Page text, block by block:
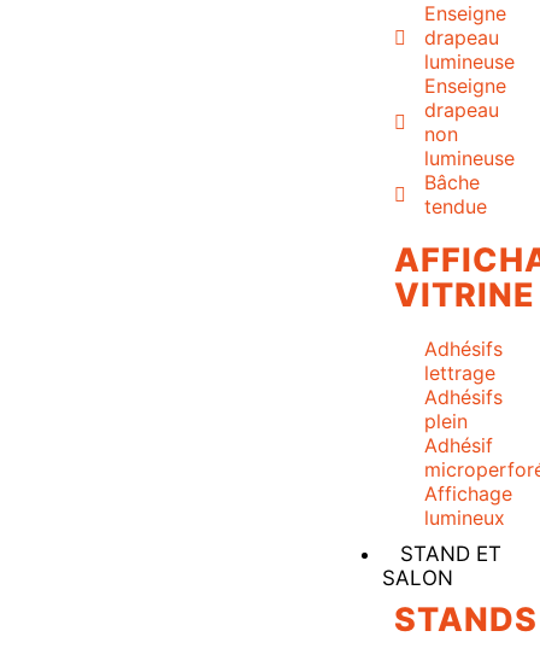
Enseigne
drapeau
lumineuse
Enseigne
drapeau
non
lumineuse
Bâche
tendue
VITRINE
Adhésifs
lettrage
Adhésifs
plein
Adhésif
Affichage
lumineux
STAND ET
SALON
STANDS